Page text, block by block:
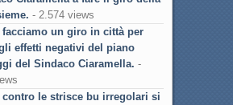
- 2.574 views
facciamo un giro in città per
effetti negativi del piano
del Sindaco Ciaramella. -
contro le strisce bu irregolari si